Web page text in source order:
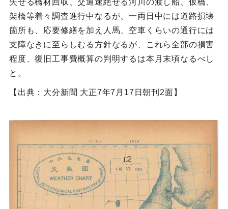
失せる橋材回収、交通途絶せる河川の渡し船、仮橋、
架橋等着々調査進行中なるが、一両日中には道路損壊
箇所も、応要修繕を加え人馬、空車くらいの通行には
支障なきに至らしむる方針なるが、これら全部の損害
程度、復旧工事費概算の判明するは本月末頃なるべし
と。
【出典：大分新聞 大正7年7月17日朝刊2面】